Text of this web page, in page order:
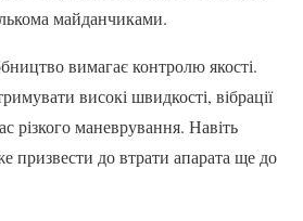
майданчиками.
вимагає контролю якості.
високі швидкості, вібрації
різкого маневрування. Навіть
призвести до втрати апарата ще до